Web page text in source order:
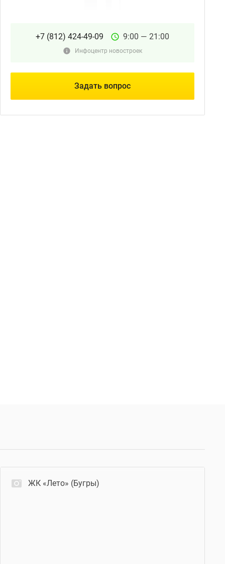
+7 (812) 424-49-09 9:00 — 21:00
Инфоцентр новостроек
Задать вопрос
ЖК «Лето» (Бугры)